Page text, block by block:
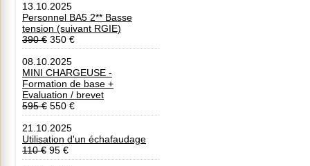
13.10.2025
Personnel BA5 2** Basse
tension (suivant RGIE)
390 € 350 €
08.10.2025
MINI CHARGEUSE -
Formation de base +
Evaluation / brevet
595 € 550 €
21.10.2025
Utilisation d'un échafaudage
110 € 95 €